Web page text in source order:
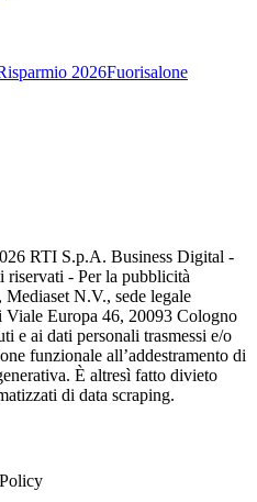
2026Fuorisalone
RTI S.p.A. Business Digital -
- Per la pubblicità
N.V., sede legale
Europa 46, 20093 Cologno
e ai dati personali trasmessi e/o
funzionale all’addestramento di
È altresì fatto divieto
di data scraping.